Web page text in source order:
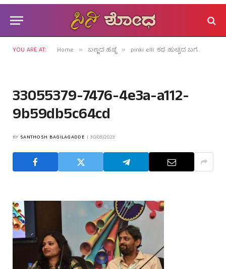
YOU ARE AT: Home » ಬಣ್ಣದ ಹೆಜ್ಜೆ » pinki elli: ಕಥೆ ಹುಟ್ಟಿದ ಬಗೆಯೊಂದು ಅಚ್ಚರಿ!
33055379-7476-4e3a-a112-
9b59db5c64cd
BY SANTHOSH BAGILAGADDE 30/05/2023